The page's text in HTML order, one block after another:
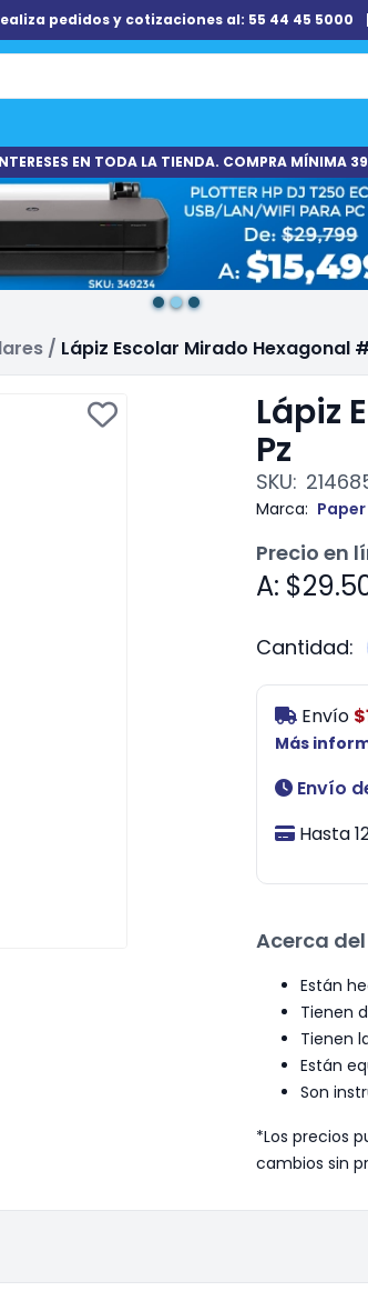
pedidos y cotizaciones al: 55 44 45 5000 |
EN TODA LA TIENDA. COMPRA MÍNIMA
/ Lápiz Escolar Mirado Hexagonal
Lápiz
Pz
SKU:
Marca:
Precio en
A:
Cantidad:
Envío
Más
Envío
Hasta
Acerca
Están
Tienen
Tienen
Están
Son
*Los precios
cambios sin